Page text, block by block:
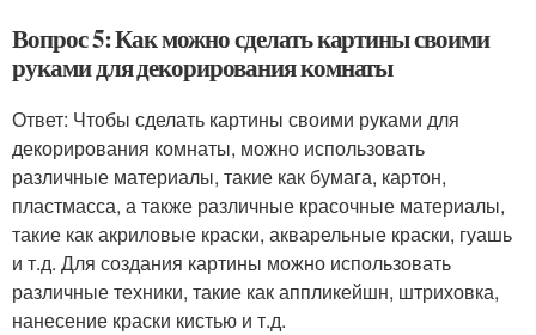
Вопрос 5: Как можно сделать картины своими
руками для декорирования комнаты
Ответ: Чтобы сделать картины своими руками для
декорирования комнаты, можно использовать
различные материалы, такие как бумага, картон,
пластмасса, а также различные красочные материалы,
такие как акриловые краски, акварельные краски, гуашь
и т.д. Для создания картины можно использовать
различные техники, такие как аппликейшн, штриховка,
нанесение краски кистью и т.д.